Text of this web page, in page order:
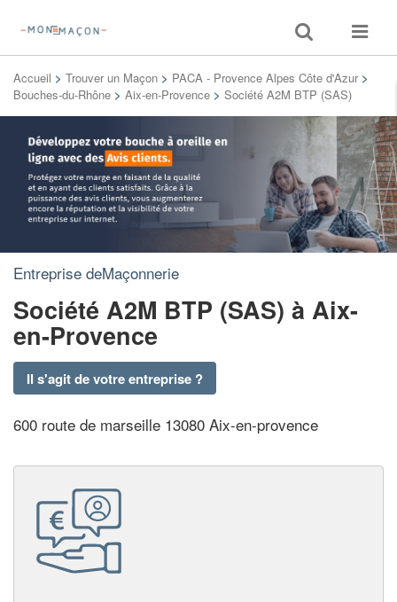
Toggle
search
Toggle
Accueil > Trouver un Maçon > PACA - Provence Alpes Côte d'Azur >
Bouches-du-Rhône > Aix-en-Provence > Société A2M BTP (SAS)
Entreprise deMaçonnerie
Société A2M BTP (SAS) à Aix-
en-Provence
Il s'agit de votre entreprise ?
600 route de marseille 13080 Aix-en-provence